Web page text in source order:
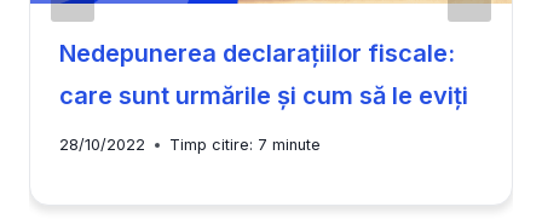
Nedepunerea declarațiilor fiscale:
care sunt urmările și cum să le eviți
28/10/2022 Timp citire: 7 minute